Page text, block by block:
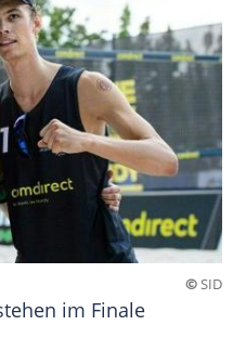
©SID
im Finale